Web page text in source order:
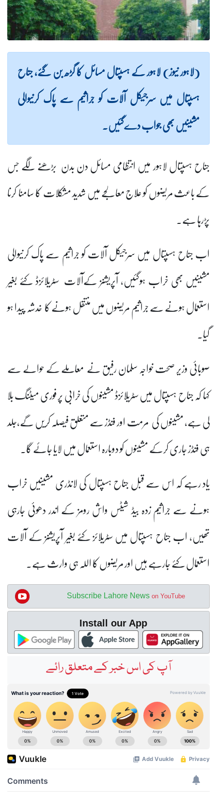
(لاہور نیوز) لاہور کے ہسپتال مسائل کا گڑھ بن گئے، جناح
ہسپتال میں سرجیکل آلات کو جراثیم سے پاک کرنیوالی
مشینیں بھی جواب دےگئیں۔
جناح ہسپتال لاہور میں انتظامی مسائل دن بدن بڑھنے لگے جس
کے باعث مریضوں کو علاج معالجے میں شدید مشکلات کا سامنا کرنا
پڑرہا ہے۔
اب جناح ہسپتال میں سرجیکل آلات کو جراثیم سے پاک کرنیوالی
مشینیں بھی خراب ہوگئیں، آپریشنز کےآلات سٹریلائزڈ کئے بغیر
استعمال ہونے سے جراثیم مریضوں میں منتقل ہونے کا خدشہ پیدا ہو
گیا۔
صوبائی وزیر صحت خواجہ سلمان رفیق نے معاملے کے حوالے سے
کہا کہ جناح ہسپتال میں سٹریلائزڈ مشینوں کی خرابی پر فوری میٹنگ بلا
لی ہے، مشینوں کی مرمت اور فنڈز سے متعلق فیصلہ کریں گے،جلد
ہی فنڈز جاری کرکے مشینوں کو دوبارہ استعمال میں لایا جائے گا۔
یاد رہے کہ اس سے قبل جناح ہسپتال کی لانڈری مشینیں خراب
ہونے سے جراثیم زدہ بیڈ شیٹس واش رومز کے اندر دھوئی جارہی
تھیں، اب جناح ہسپتال میں سٹریلائز کئے بغیر آپریشنز کے آلات
استعمال کئے جارہے ہیں اور مریضوں کا اللہ ہی وارث ہے۔
Subscribe Lahore News on YouTube
Install our App
آپ کی اس خبر کے متعلق رائے